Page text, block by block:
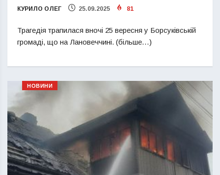
КУРИЛО ОЛЕГ 25.09.2025 81
Трагедія трапилася вночі 25 вересня у Борсуківській
громаді, що на Лановеччині. (більше…)
НОВИНИ